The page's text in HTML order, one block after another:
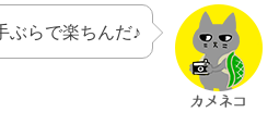
ぶらで楽ちんだ♪